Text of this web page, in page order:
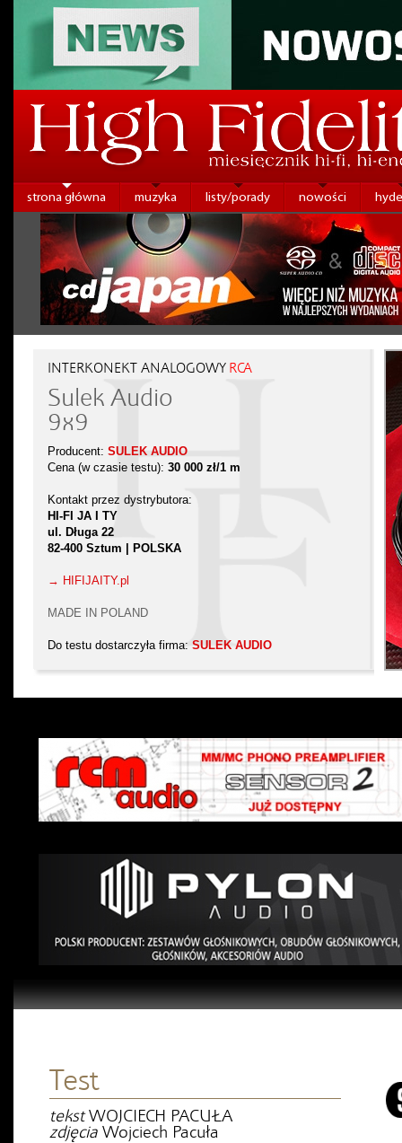
strona główna muzyka listy/porady nowości
INTERKONEKT ANALOGOWY RCA
Sulek Audio
9x9
Producent: SULEK AUDIO
Cena (w czasie testu): 30 000 zł/1 m
Kontakt przez dystrybutora:
HI-FI JA I TY
ul. Długa 22
82-400 Sztum | POLSKA
→ HIFIJAITY.pl
MADE IN POLAND
Do testu dostarczyła firma: SULEK AUDIO
Test
tekstWOJCIECH PACUŁA
zdjęcia Wojciech Pacuła